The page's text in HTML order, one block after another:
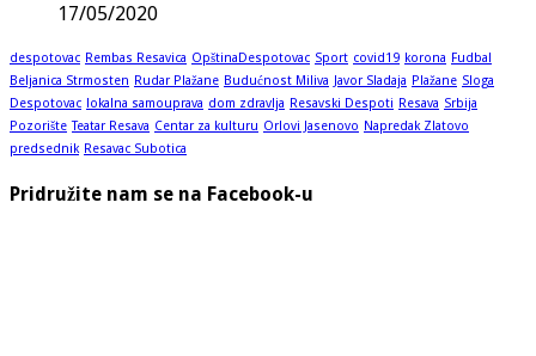
17/05/2020
despotovac Rembas Resavica OpštinaDespotovac Sport covid19 korona Fudbal
Beljanica Strmosten Rudar Plažane Budućnost Miliva Javor Sladaja Plažane Sloga
Despotovac lokalna samouprava dom zdravlja Resavski Despoti Resava Srbija
Pozorište Teatar Resava Centar za kulturu Orlovi Jasenovo Napredak Zlatovo
predsednik Resavac Subotica
Pridružite nam se na Facebook-u